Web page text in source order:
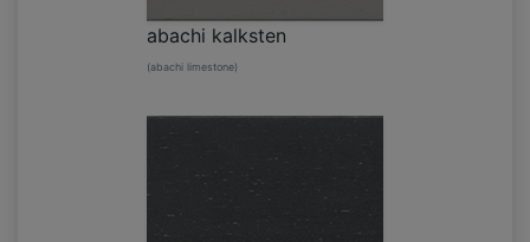
abachi kalksten
(abachi limestone)